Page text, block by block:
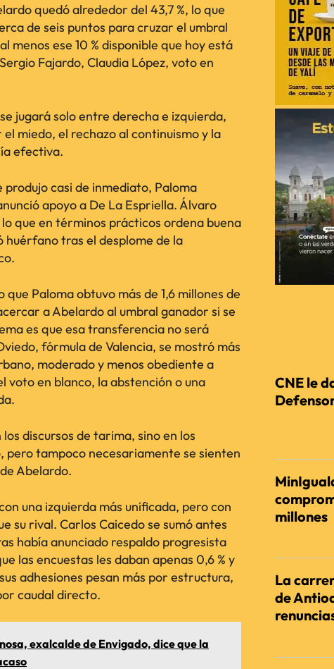
quedó alrededor del 43,7 %, lo que
de seis puntos para cruzar el umbral
menos ese 10 % disponible que hoy está
Fajardo, Claudia López, voto en
jugará solo entre derecha e izquierda,
miedo, el rechazo al continuismo y la
efectiva.
casi de inmediato, Paloma
apoyo a De La Espriella. Álvaro
que en términos prácticos ordena buena
tras el desplome de la
Paloma obtuvo más de 1,6 millones de
a Abelardo al umbral ganador si se
es que esa transferencia no será
fórmula de Valencia, se mostró más
moderado y menos obediente a
en blanco, la abstención o una
discursos de tarima, sino en los
pero tampoco necesariamente se sienten
Abelardo.
una izquierda más unificada, pero con
su rival. Carlos Caicedo se sumó antes
había anunciado respaldo progresista
las encuestas les daban apenas 0,6 % y
adhesiones pesan más por estructura,
caudal directo.
exalcalde de Envigado, dice que la
CNE le
millones
La
de